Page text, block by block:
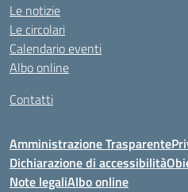
Le notizie
Le circolari
Calendario eventi
Albo online
Contatti
Amministrazione Trasparente
Dichiarazione di accessibilità
Note legaliAlbo online